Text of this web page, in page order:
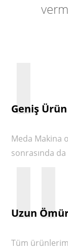
I
Geniş
Meda Makina
sonrasında
II
Uzun
Tüm